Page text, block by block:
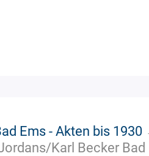
Ems - Akten bis 1930
Karl Becker